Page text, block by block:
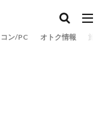
ン/PC オトク情報 旅